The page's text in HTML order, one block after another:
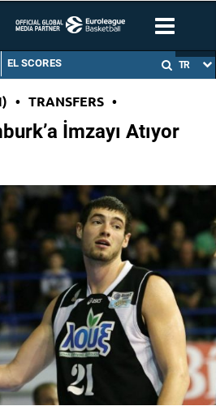
EL SCORES TR
• TRANSFERS •
İmzayı Atıyor